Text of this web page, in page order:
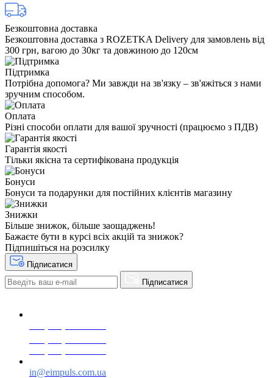
Безкоштовна доставка
Безкоштовна доставка з ROZETKA Delivery для замовлень від
300 грн, вагою до 30кг та довжиною до 120см
Підтримка
Потрібна допомога? Ми завжди на зв'язку – зв'яжіться з нами
зручним способом.
Оплата
Різні способи оплати для вашої зручності (працюємо з ПДВ)
Гарантія якості
Тільки якісна та сертифікована продукція
Бонуси
Бонуси та подарунки для постійних клієнтів магазину
Знижки
Більше знижок, більше заощаджень!
Бажаєте бути в курсі всіх акцій та знижок?
Підпишіться на розсилку
Підписатися
Підписатися
in@eimpuls.com.ua